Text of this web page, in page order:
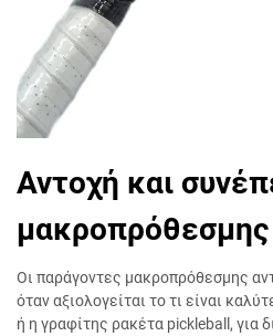
Αντοχή και
Οι παράγοντες μακροπρόθεσμης
όταν αξιολογείται το τι είναι
ή η γραφίτης ρακέτα pickleball, για